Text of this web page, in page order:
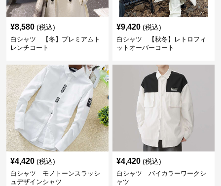
¥8,580 (税込)
白シャツ 【冬】プレミアムト
レンチコート
¥9,420 (税込)
白シャツ 【秋冬】レトロフィ
ットオーバーコート
¥4,420 (税込)
白シャツ モノトーンスラッシ
ュデザインシャツ
¥4,420 (税込)
白シャツ バイカラーワークシ
ャツ